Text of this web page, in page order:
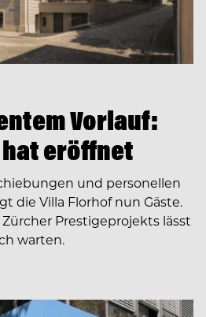
Vorlauf:
eröffnet
und personellen
die Villa Florhof nun Gäste.
Prestigeprojekts lässt
warten.